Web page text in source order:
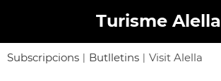
Turisme Alella
Subscripcions | Butlletins | Visit Alella